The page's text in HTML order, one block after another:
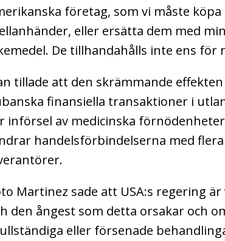
företag, som vi måste
eller ersätta dem med
De tillhandahålls inte ens för
tillade att den skrämmande
finansiella transaktioner i
införsel av medicinska
handelsförbindelserna med
Martinez sade att USA:s regering
den ångest som detta orsakar och
eller försenade